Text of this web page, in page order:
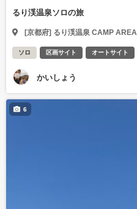
るり渓温泉ソロの旅
[京都府] るり渓温泉 CAMP AREA
ソロ 区画サイト オートサイト
かいしょう
6